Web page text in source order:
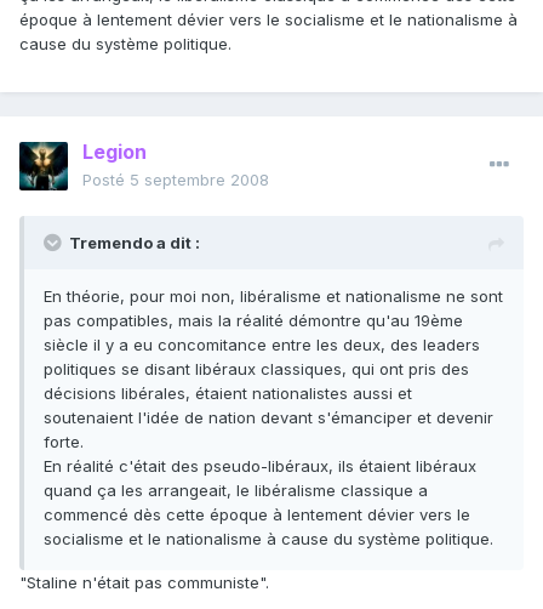
époque à lentement dévier vers le socialisme et le nationalisme à
cause du système politique.
Legion
Posté 5 septembre 2008
Tremendo a dit :
En théorie, pour moi non, libéralisme et nationalisme ne sont
pas compatibles, mais la réalité démontre qu'au 19ème
siècle il y a eu concomitance entre les deux, des leaders
politiques se disant libéraux classiques, qui ont pris des
décisions libérales, étaient nationalistes aussi et
soutenaient l'idée de nation devant s'émanciper et devenir
forte.
En réalité c'était des pseudo-libéraux, ils étaient libéraux
quand ça les arrangeait, le libéralisme classique a
commencé dès cette époque à lentement dévier vers le
socialisme et le nationalisme à cause du système politique.
"Staline n'était pas communiste".